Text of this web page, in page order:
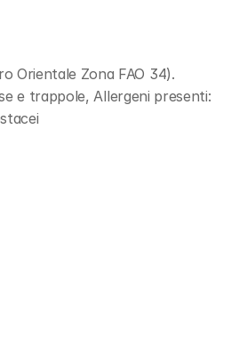
Orientale Zona FAO 34).
e trappole, Allergeni presenti: